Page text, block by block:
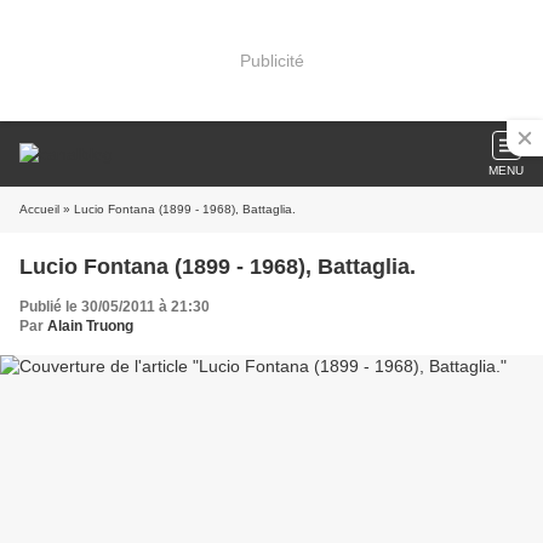
Publicité
MENU
Accueil » Lucio Fontana (1899 - 1968), Battaglia.
Lucio Fontana (1899 - 1968), Battaglia.
Publié le 30/05/2011 à 21:30
Par Alain Truong